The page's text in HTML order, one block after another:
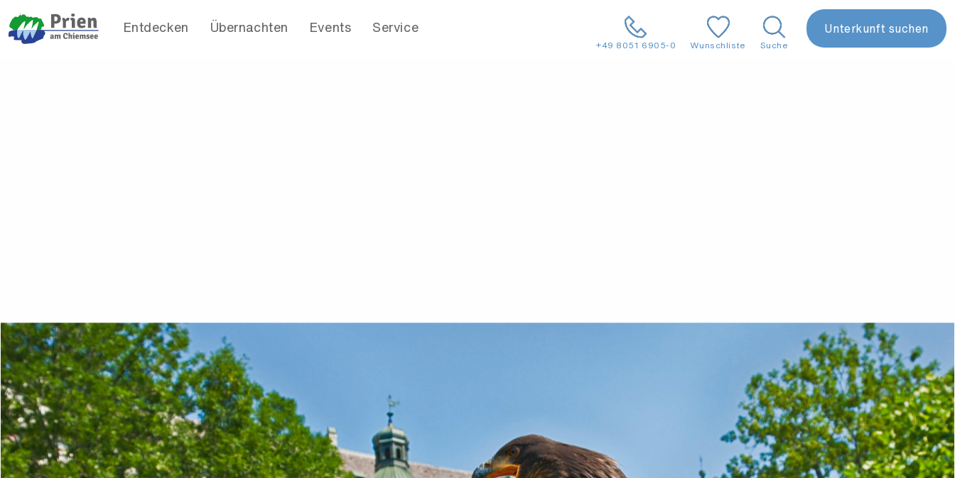
Entdecken Übernachten Events Service
+49 8051 6905-0 Wunschliste Suche
Unterkunft suchen